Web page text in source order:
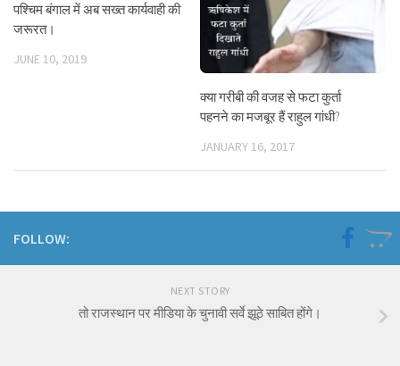
पश्चिम बंगाल में अब सख्त कार्यवाही की
जरूरत।
JUNE 10, 2019
क्या गरीबी की वजह से फटा कुर्ता
पहनने का मजबूर हैं राहुल गांधी?
JANUARY 16, 2017
FOLLOW:
NEXT STORY
तो राजस्थान पर मीडिया के चुनावी सर्वे झूठे साबित होंगे।